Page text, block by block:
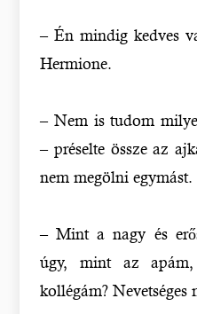
– Én mindig kedves
Hermione.
– Nem is tudom
– préselte össze az
nem megölni
– Mint a nagy és
úgy, mint az
kollégám?